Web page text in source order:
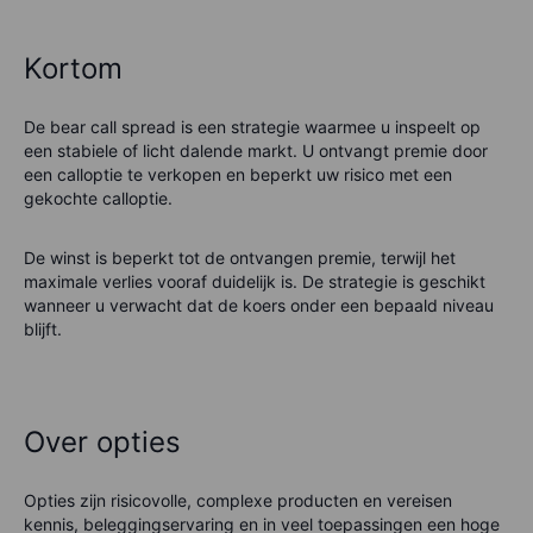
Kortom
De bear call spread is een strategie waarmee u inspeelt op
een stabiele of licht dalende markt. U ontvangt premie door
een calloptie te verkopen en beperkt uw risico met een
gekochte calloptie.
De winst is beperkt tot de ontvangen premie, terwijl het
maximale verlies vooraf duidelijk is. De strategie is geschikt
wanneer u verwacht dat de koers onder een bepaald niveau
blijft.
Over opties
Opties zijn risicovolle, complexe producten en vereisen
kennis, beleggingservaring en in veel toepassingen een hoge